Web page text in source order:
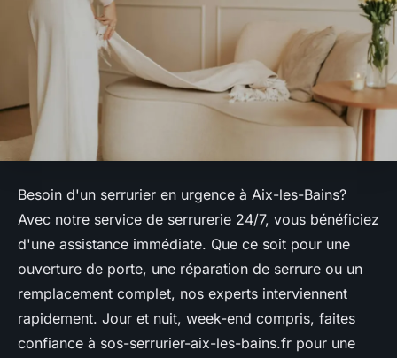
Besoin d'un serrurier en urgence à Aix-les-Bains?
Avec notre service de serrurerie 24/7, vous bénéficiez
d'une assistance immédiate. Que ce soit pour une
ouverture de porte, une réparation de serrure ou un
remplacement complet, nos experts interviennent
rapidement. Jour et nuit, week-end compris, faites
confiance à sos-serrurier-aix-les-bains.fr pour une